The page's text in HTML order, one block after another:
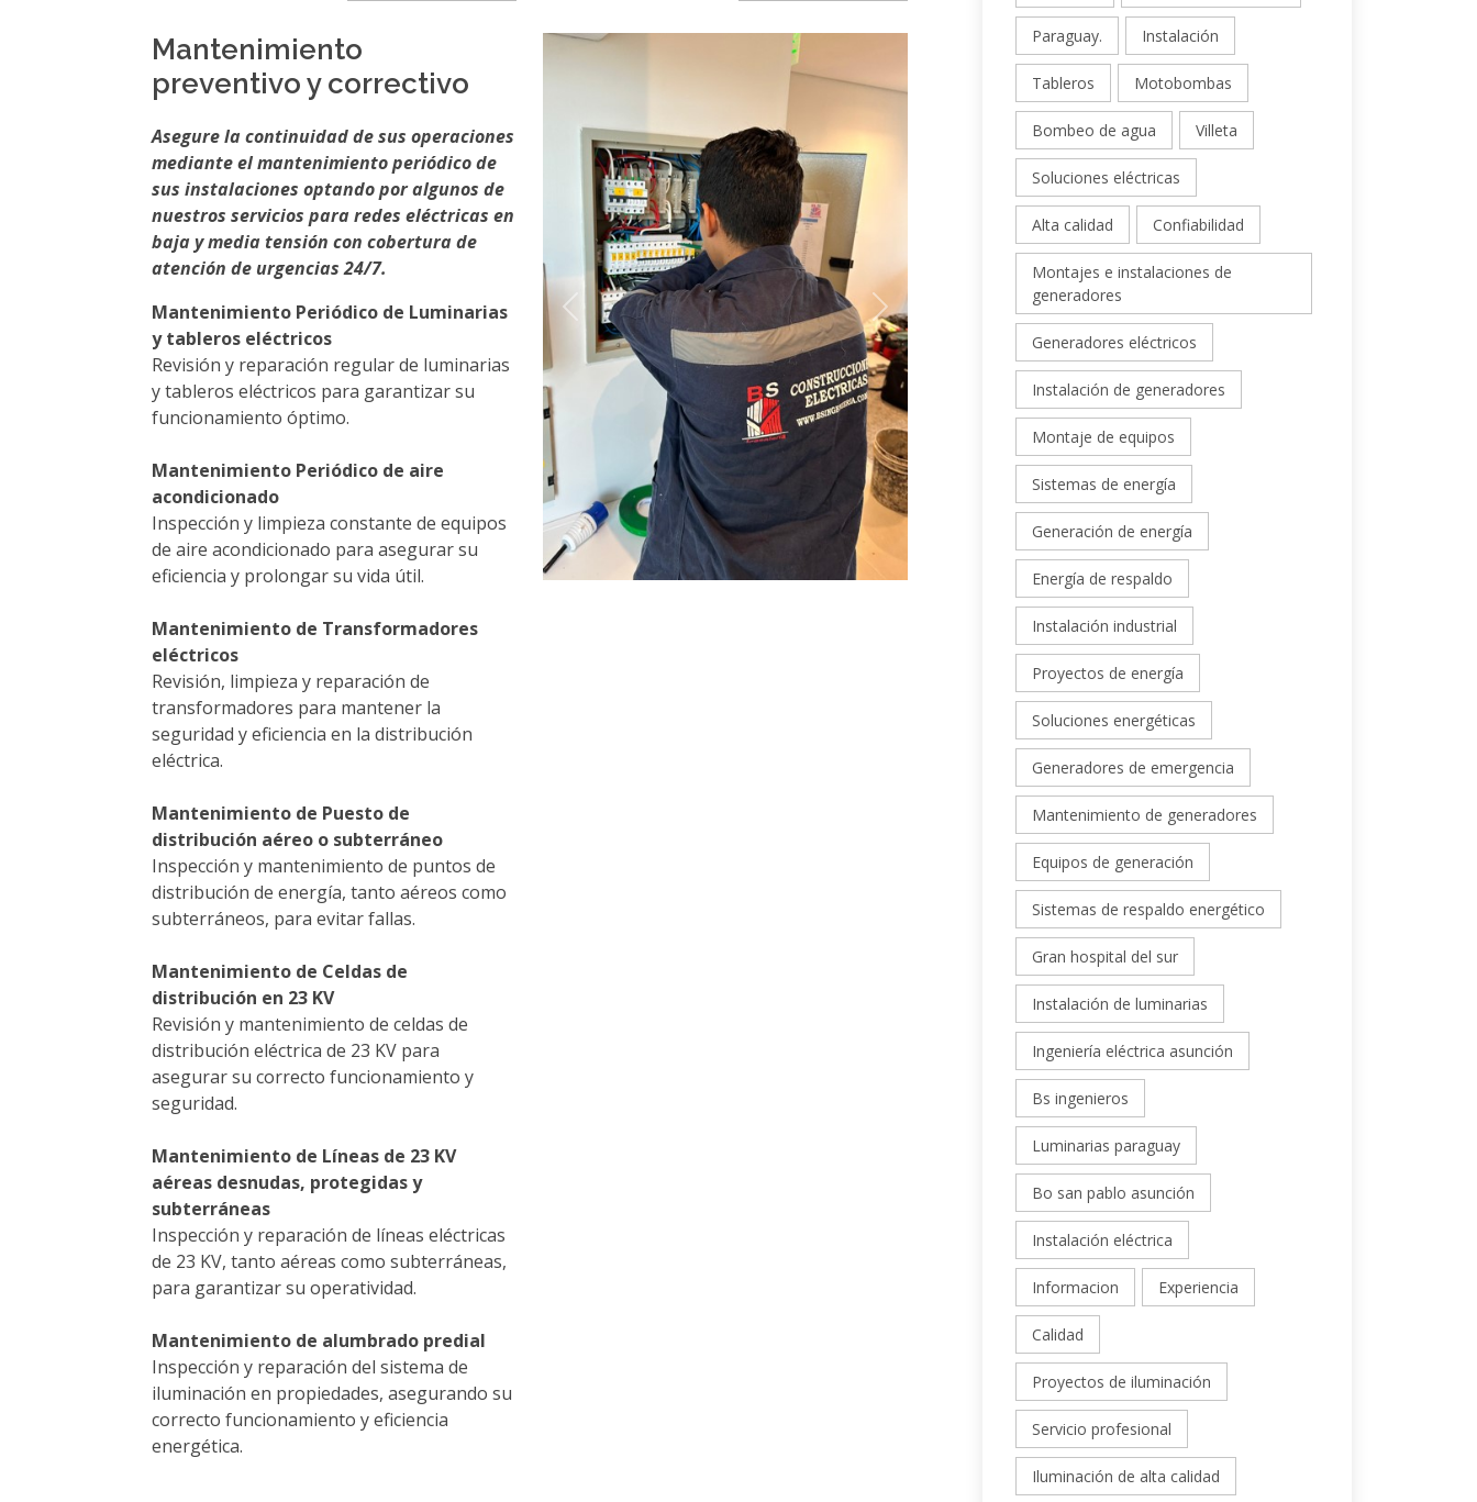
Mantenimiento
preventivo y correctivo
Asegure la continuidad de sus operaciones
mediante el mantenimiento periódico de
sus instalaciones optando por algunos de
nuestros servicios para redes eléctricas en
baja y media tensión con cobertura de
atención de urgencias 24/7.
Mantenimiento Periódico de Luminarias
y tableros eléctricos
Revisión y reparación regular de luminarias
y tableros eléctricos para garantizar su
funcionamiento óptimo.
Mantenimiento Periódico de aire
acondicionado
Inspección y limpieza constante de equipos
de aire acondicionado para asegurar su
eficiencia y prolongar su vida útil.
Mantenimiento de Transformadores
eléctricos
Revisión, limpieza y reparación de
transformadores para mantener la
seguridad y eficiencia en la distribución
eléctrica.
Mantenimiento de Puesto de
distribución aéreo o subterráneo
Inspección y mantenimiento de puntos de
distribución de energía, tanto aéreos como
subterráneos, para evitar fallas.
Mantenimiento de Celdas de
distribución en 23 KV
Revisión y mantenimiento de celdas de
distribución eléctrica de 23 KV para
asegurar su correcto funcionamiento y
seguridad.
Mantenimiento de Líneas de 23 KV
aéreas desnudas, protegidas y
subterráneas
Inspección y reparación de líneas eléctricas
de 23 KV, tanto aéreas como subterráneas,
para garantizar su operatividad.
Mantenimiento de alumbrado predial
Inspección y reparación del sistema de
iluminación en propiedades, asegurando su
correcto funcionamiento y eficiencia
energética.
Previous Next
Paraguay. Instalación
Tableros Motobombas
Bombeo de agua Villeta
Soluciones eléctricas
Alta calidad Confiabilidad
Montajes e instalaciones de
generadores
Generadores eléctricos
Instalación de generadores
Montaje de equipos
Sistemas de energía
Generación de energía
Energía de respaldo
Instalación industrial
Proyectos de energía
Soluciones energéticas
Generadores de emergencia
Mantenimiento de generadores
Equipos de generación
Sistemas de respaldo energético
Gran hospital del sur
Instalación de luminarias
Ingeniería eléctrica asunción
Bs ingenieros
Luminarias paraguay
Bo san pablo asunción
Instalación eléctrica
Informacion Experiencia
Calidad
Proyectos de iluminación
Servicio profesional
Iluminación de alta calidad